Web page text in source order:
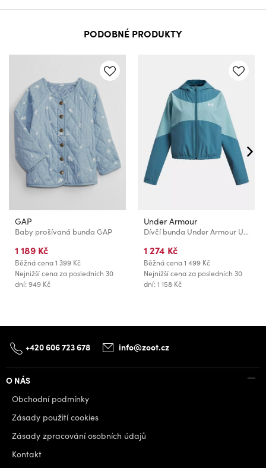
PODOBNÉ PRODUKTY
GAP
Baby prošívaná bunda GAP
1 189 Kč
Běžná cena1 399 Kč
Nejnižší cena za posledních 30
dní: 949 Kč
Under Armour
Dívčí bunda Under Armour UA Rival Woven HD Jacket
1 274 Kč
Běžná cena1 499 Kč
Nejnižší cena za posledních 30
dní: 1 158 Kč
+420 606 723 678 info@zoot.cz
O NÁS
Obchodní podmínky
Zásady použití cookies
Zásady zpracování osobních údajů
Kontakt